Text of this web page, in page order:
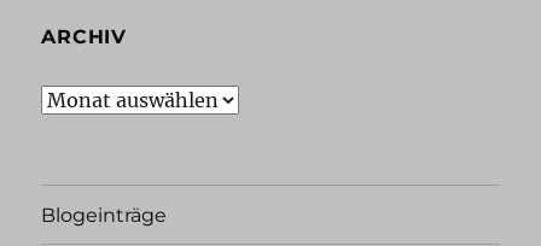
ARCHIV
Archiv
Blogeinträge